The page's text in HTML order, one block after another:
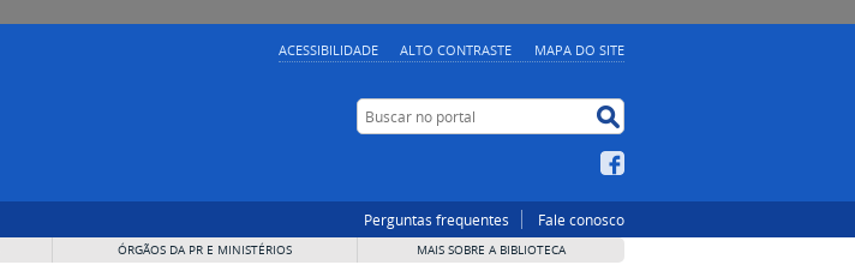
ACESSIBILIDADE ALTO CONTRASTE MAPA DO SITE
Buscar no portal
Perguntas frequentes Fale conosco
ÓRGÃOS DA PR E MINISTÉRIOS MAIS SOBRE A BIBLIOTECA